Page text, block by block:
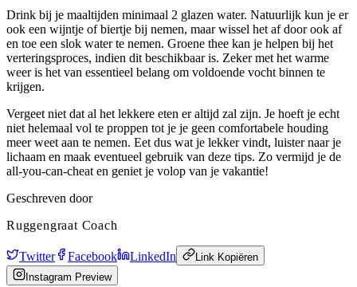
Drink bij je maaltijden minimaal 2 glazen water. Natuurlijk kun je er
ook een wijntje of biertje bij nemen, maar wissel het af door ook af
en toe een slok water te nemen. Groene thee kan je helpen bij het
verteringsproces, indien dit beschikbaar is. Zeker met het warme
weer is het van essentieel belang om voldoende vocht binnen te
krijgen.
Vergeet niet dat al het lekkere eten er altijd zal zijn. Je hoeft je echt
niet helemaal vol te proppen tot je je geen comfortabele houding
meer weet aan te nemen. Eet dus wat je lekker vindt, luister naar je
lichaam en maak eventueel gebruik van deze tips. Zo vermijd je de
all-you-can-cheat en geniet je volop van je vakantie!
Geschreven door
Ruggengraat Coach
Twitter Facebook LinkedIn
Link Kopiëren
Instagram Preview